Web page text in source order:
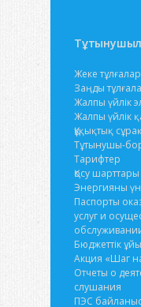
Жеке
Заңды
Жалпы үйлік
Жалпы үйлік
Құқықтық
Тұтынушы-
Тарифтер
Қосу шарттары
Энергияны
Паспорты
услуг и
Бюджеттік
Акция «Шаг
Отчеты о
слушания
ПЭС